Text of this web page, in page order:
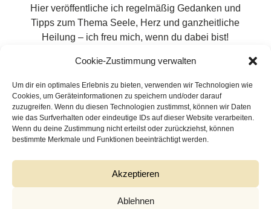
Cookie-Zustimmung verwalten
Um dir ein optimales Erlebnis zu bieten, verwenden wir Technologien wie
Cookies, um Geräteinformationen zu speichern und/oder darauf
zuzugreifen. Wenn du diesen Technologien zustimmst, können wir Daten
wie das Surfverhalten oder eindeutige IDs auf dieser Website verarbeiten.
Wenn du deine Zustimmung nicht erteilst oder zurückziehst, können
bestimmte Merkmale und Funktionen beeinträchtigt werden.
Akzeptieren
Ablehnen
Hier veröffentliche ich regelmäßig Gedanken und
Tipps zum Thema Seele, Herz und ganzheitliche
Heilung – ich freu mich, wenn du dabei bist!
© 2026| Besondere Webseite mit 🤍 vonbohne & abt